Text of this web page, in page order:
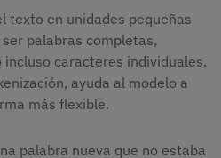
texto en unidades pequeñas
palabras completas,
caracteres individuales.
ayuda al modelo a
más flexible.
palabra nueva que no estaba